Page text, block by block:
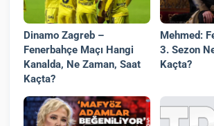
Dinamo Zagreb –
Fenerbahçe Maçı Hangi
Kanalda, Ne Zaman, Saat
Kaçta?
Mehmed:
3. Sezon
Kaçta?